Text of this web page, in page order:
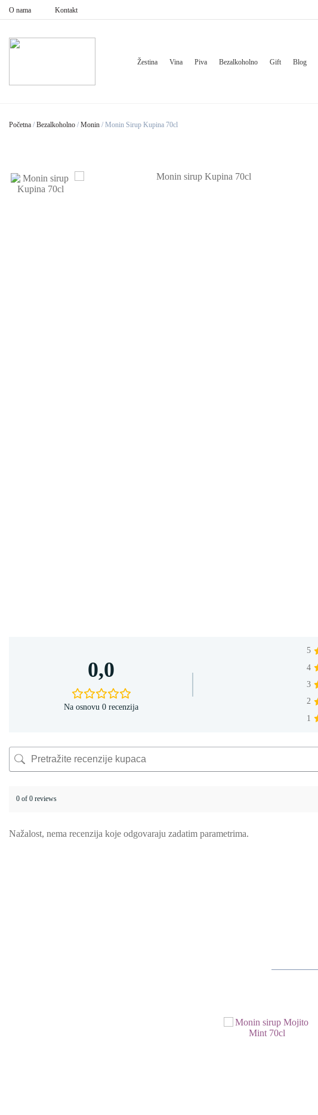
O nama Kontakt
Žestina Vina Piva Bezalkoholno Gift Blog
Početna / Bezalkoholno / Monin / Monin Sirup Kupina 70cl
0,0
Na osnovu 0 recenzija
5
4
3
2
1
0 of 0 reviews
Nažalost, nema recenzija koje odgovaraju zadatim parametrima.